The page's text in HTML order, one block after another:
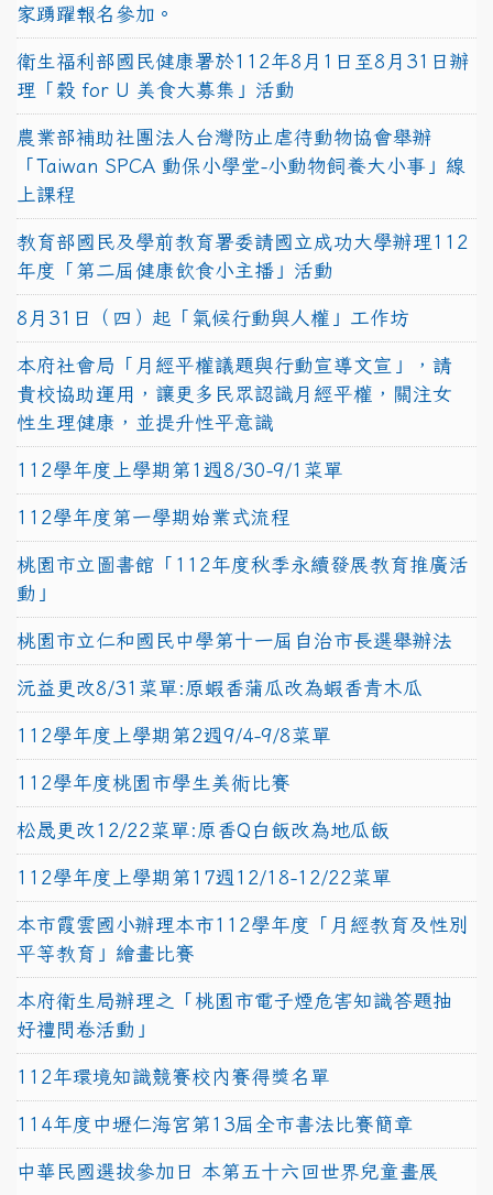
家踴躍報名參加。
衛生福利部國民健康署於112年8月1日至8月31日辦
理「穀 for U 美食大募集」活動
農業部補助社團法人台灣防止虐待動物協會舉辦
「Taiwan SPCA 動保小學堂-小動物飼養大小事」線
上課程
教育部國民及學前教育署委請國立成功大學辦理112
年度「第二屆健康飲食小主播」活動
8月31日（四）起「氣候行動與人權」工作坊
本府社會局「月經平權議題與行動宣導文宣」，請
貴校協助運用，讓更多民眾認識月經平權，關注女
性生理健康，並提升性平意識
112學年度上學期第1週8/30-9/1菜單
112學年度第一學期始業式流程
桃園市立圖書館「112年度秋季永續發展教育推廣活
動」
桃園市立仁和國民中學第十一屆自治市長選舉辦法
沅益更改8/31菜單:原蝦香蒲瓜改為蝦香青木瓜
112學年度上學期第2週9/4-9/8菜單
112學年度桃園市學生美術比賽
松晟更改12/22菜單:原香Q白飯改為地瓜飯
112學年度上學期第17週12/18-12/22菜單
本市霞雲國小辦理本市112學年度「月經教育及性別
平等教育」繪畫比賽
本府衛生局辦理之「桃園市電子煙危害知識答題抽
好禮問卷活動」
112年環境知識競賽校內賽得獎名單
114年度中壢仁海宮第13屆全市書法比賽簡章
中華民國選拔參加日 本第五十六回世界兒童畫展